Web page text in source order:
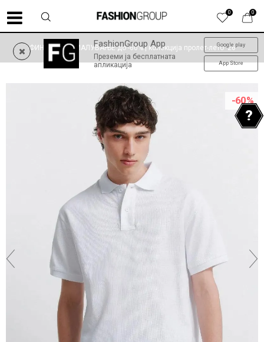
0
0
FashionGroup App
Преземи ја бесплатната
апликација
Google play
App Store
ФИНАЛНО НАМАЛУВАЊЕ до -60% | колекција пролет-лето '26
-60%